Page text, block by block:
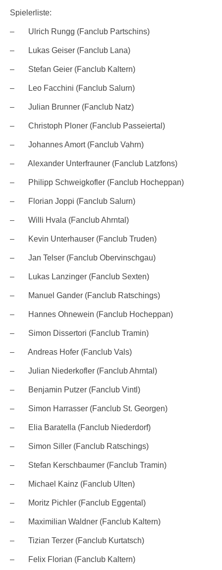
Spielerliste:
– Ulrich Rungg (Fanclub Partschins)
– Lukas Geiser (Fanclub Lana)
– Stefan Geier (Fanclub Kaltern)
– Leo Facchini (Fanclub Salurn)
– Julian Brunner (Fanclub Natz)
– Christoph Ploner (Fanclub Passeiertal)
– Johannes Amort (Fanclub Vahrn)
– Alexander Unterfrauner (Fanclub Latzfons)
– Philipp Schweigkofler (Fanclub Hocheppan)
– Florian Joppi (Fanclub Salurn)
– Willi Hvala (Fanclub Ahrntal)
– Kevin Unterhauser (Fanclub Truden)
– Jan Telser (Fanclub Obervinschgau)
– Lukas Lanzinger (Fanclub Sexten)
– Manuel Gander (Fanclub Ratschings)
– Hannes Ohnewein (Fanclub Hocheppan)
– Simon Dissertori (Fanclub Tramin)
– Andreas Hofer (Fanclub Vals)
– Julian Niederkofler (Fanclub Ahrntal)
– Benjamin Putzer (Fanclub Vintl)
– Simon Harrasser (Fanclub St. Georgen)
– Elia Baratella (Fanclub Niederdorf)
– Simon Siller (Fanclub Ratschings)
– Stefan Kerschbaumer (Fanclub Tramin)
– Michael Kainz (Fanclub Ulten)
– Moritz Pichler (Fanclub Eggental)
– Maximilian Waldner (Fanclub Kaltern)
– Tizian Terzer (Fanclub Kurtatsch)
– Felix Florian (Fanclub Kaltern)